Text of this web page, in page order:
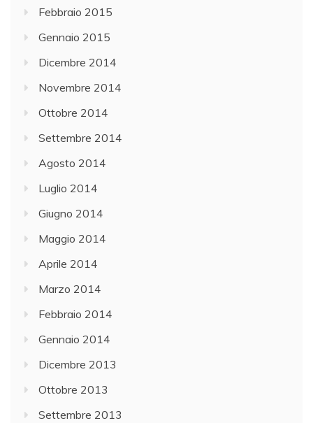
Febbraio 2015
Gennaio 2015
Dicembre 2014
Novembre 2014
Ottobre 2014
Settembre 2014
Agosto 2014
Luglio 2014
Giugno 2014
Maggio 2014
Aprile 2014
Marzo 2014
Febbraio 2014
Gennaio 2014
Dicembre 2013
Ottobre 2013
Settembre 2013